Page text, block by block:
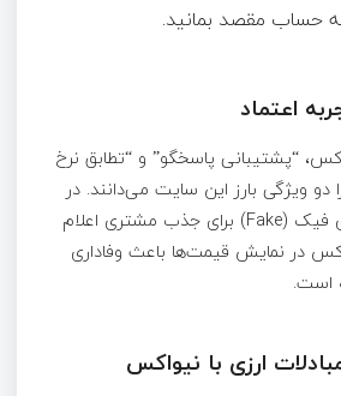
حساب مقصد بمانید.
اعتماد
“پشتیبانی پاسخگو” و “تطابق نرخ
دو ویژگی بارز این سایت می‌دانند. در
بازاری که گاهی نرخ‌های فیک (Fake) برای جذب مشتری اعلام
در نمایش قیمت‌ها باعث وفاداری
است.
ارزی با نیواکس